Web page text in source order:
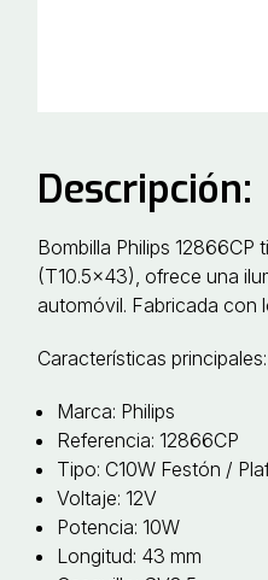
Descripción:
Bombilla Philips
(T10.5x43), ofrece una
automóvil. Fabricada con
Características principales:
Marca: Philips
Referencia: 12866CP
Tipo: C10W Festón /
Voltaje: 12V
Potencia: 10W
Longitud: 43 mm